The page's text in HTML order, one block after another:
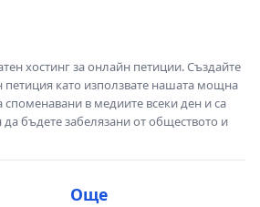
хостинг за онлайн петиции. Създайте
като използвате нашата мощна
споменавани в медиите всеки ден и са
бъдете забелязани от обществото и
Още